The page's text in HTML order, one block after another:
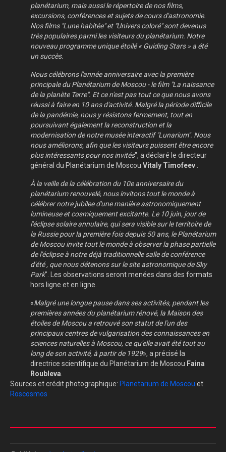
planétarium, mais aussi le répertoire de nos films,
excursions, conférences et sujets de cours d'astronomie.
Nos films "Lune habitée" et "Univers coloré" sont devenus
très populaires parmi les visiteurs du planétarium. Notre
nouveau programme unique étoilé « Guiding Stars » a été
un succès.
Nous célébrons l'année anniversaire avec la première
principale du Planétarium de Moscou - le film "La naissance
de la planète Terre". Et ce n'est pas tout ce que nous avons
réussi à faire en 10 ans d'activité. Malgré la période difficile
de la pandémie, nous y résistons fermement, tout en
poursuivant également la reconstruction et la
modernisation de notre musée interactif "Lunarium". Nous
nous améliorons, afin que les visiteurs puissent être encore
plus intéressants pour nos invités", a déclaré le directeur
général du Planétarium de Moscou Vitaly Timofeev
À la veille de la célébration du 10e anniversaire du
planétarium renouvelé, nous invitons tout le monde à
célébrer notre jubilee d'une manière astronomiquement
lumineuse et cosmiquement excitante. Le 10 juin, jour de
l'éclipse solaire annulaire, qui sera visible sur le territoire de
la Russie pour la première fois depuis 50 ans, le Planétarium
de Moscou invite tout le monde à observer la phase partielle
de l'éclipse à notre déjà traditionnelle salle de conférence
d'été , que nous détenons sur le site astronomique de Sky
Park". Les observations seront menées dans des formats
hors ligne et en ligne.
«Malgré une longue pause dans ses activités, pendant les
premières années du planétarium rénové, la Maison des
étoiles de Moscou a retrouvé son statut de l'un des
principaux centres de vulgarisation des connaissances en
sciences naturelles à Moscou, ce qu'elle avait été tout au
long de son activité, à partir de 1929», a précisé la
directrice scientifique du Planétarium de Moscou Faina
Roubleva
Sources et crédit photographique: Planetarium de Moscou et
Roscosmos